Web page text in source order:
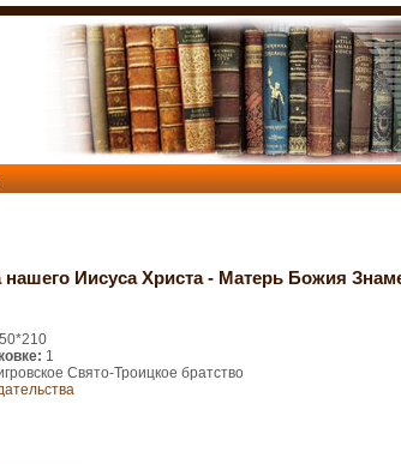
Иисуса Христа - Матерь Божия
1
Свято-Троицкое братство